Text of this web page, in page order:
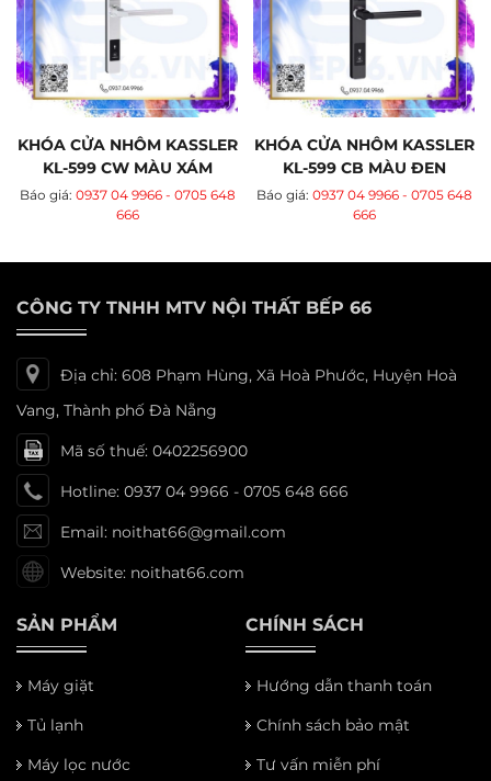
KHÓA CỬA NHÔM KASSLER
KL-599 CW MÀU XÁM
Báo giá: 0937 04 9966 - 0705 648
666
KHÓA CỬA NHÔM KASSLER
KL-599 CB MÀU ĐEN
Báo giá: 0937 04 9966 - 0705 648
666
CÔNG TY TNHH MTV NỘI THẤT BẾP 66
Địa chỉ: 608 Phạm Hùng, Xã Hoà Phước, Huyện Hoà
Vang, Thành phố Đà Nẵng
Mã số thuế: 0402256900
Hotline: 0937 04 9966 - 0705 648 666
Email: noithat66@gmail.com
Website: noithat66.com
SẢN PHẨM
Máy giặt
Tủ lạnh
Máy lọc nước
CHÍNH SÁCH
Hướng dẫn thanh toán
Chính sách bảo mật
Tư vấn miễn phí